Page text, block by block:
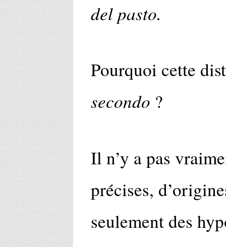
del pasto.
Pourquoi cette
secondo ?
Il n’y a pas
précises,
seulement des